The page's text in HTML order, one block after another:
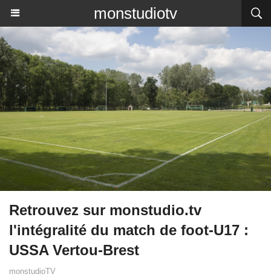
monstudiotv
Retrouvez sur monstudio.tv
l'intégralité du match de foot-U17 :
USSA Vertou-Brest
monstudioTV